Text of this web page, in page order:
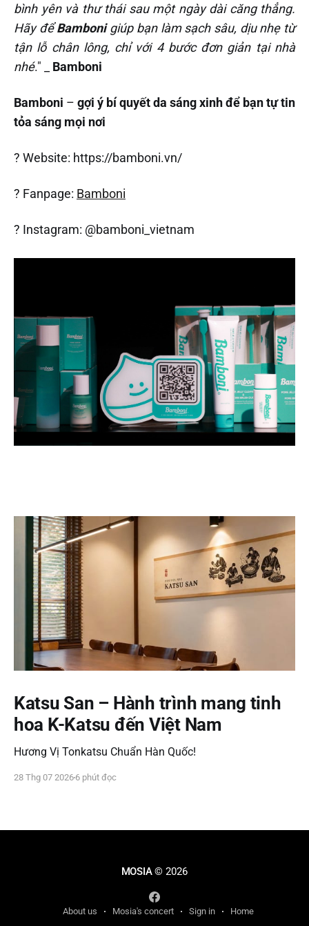
bình yên và thư thái sau một ngày dài căng thẳng.
Hãy đểBambonigiúp bạn làm sạch sâu, dịu nhẹ từ
tận lỗ chân lông, chỉ với 4 bước đơn giản tại nhà
nhé." _ Bamboni
Bamboni – gợi ý bí quyết da sáng xinh để bạn tự tin
tỏa sáng mọi nơi
? Website: https://bamboni.vn/
? Fanpage: Bamboni
? Instagram: @bamboni_vietnam
Katsu San – Hành trình mang tinh
hoa K-Katsu đến Việt Nam
Hương Vị Tonkatsu Chuẩn Hàn Quốc!
28 Thg 07 2026 6 phút đọc
MOSIA© 2026
About us Mosia's concert Sign in Home